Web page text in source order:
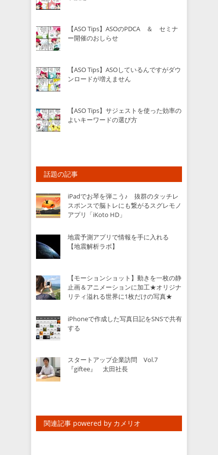
【ASO Tips】ASOのPDCA ＆ セミナ
ー開催のおしらせ
【ASO Tips】ASOしているんですがダウ
ンロードが増えません
【ASO Tips】サジェストを使った効率の
よいキーワードの選び方
話題の記事
iPadでお琴を弾こう♪ 抜群のタッチレ
スポンスで脳トレにも繋がるスグレモノ
アプリ「iKoto HD」
地震予測アプリで情報を手に入れる
【地震解析ラボ】
【モーションショット】動きを一枚の静
止画＆アニメーションに加工★オリジナ
リティ溢れる世界に1枚だけの写真★
iPhoneで作成した写真日記をSNSで共有
する
スタートアップ企業訪問 Vol.7
『giftee』 太田社長
関連記事 powered by カメリオ